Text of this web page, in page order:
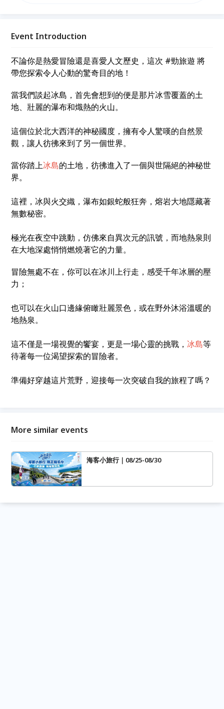
Event Introduction
不論你是熱愛冒險還是喜愛人文歷史，這次 #勁旅遊 將
帶您探索令人心動的驚奇目的地！
當我們談起冰島，首先會想到的便是那片冰雪覆蓋的土
地、壯麗的瀑布和熾熱的火山。
這個位於北大西洋的神秘國度，擁有令人驚嘆的自然景
觀，讓人彷彿來到了另一個世界。
當你踏上冰島的土地，彷彿進入了一個與世隔絕的神秘世
界。
這裡，冰與火交織，瀑布如銀蛇般狂奔，熔岩大地隱藏著
無數秘密。
極光在夜空中跳動，仿佛來自異次元的訊號，而地熱泉則
在大地深處悄悄燃燒著它的力量。
冒險無處不在，你可以在冰川上行走，感受千年冰層的壓
力；
也可以在火山口邊緣俯瞰壯麗景色，或在野外沐浴溫暖的
地熱泉。
這不僅是一場視覺的饗宴，更是一場心靈的挑戰， 冰島等
待著每一位渴望探索的冒險者。
準備好穿越這片荒野，迎接每一次突破自我的旅程了嗎？
More similar events
海客小旅行｜08/25-08/30